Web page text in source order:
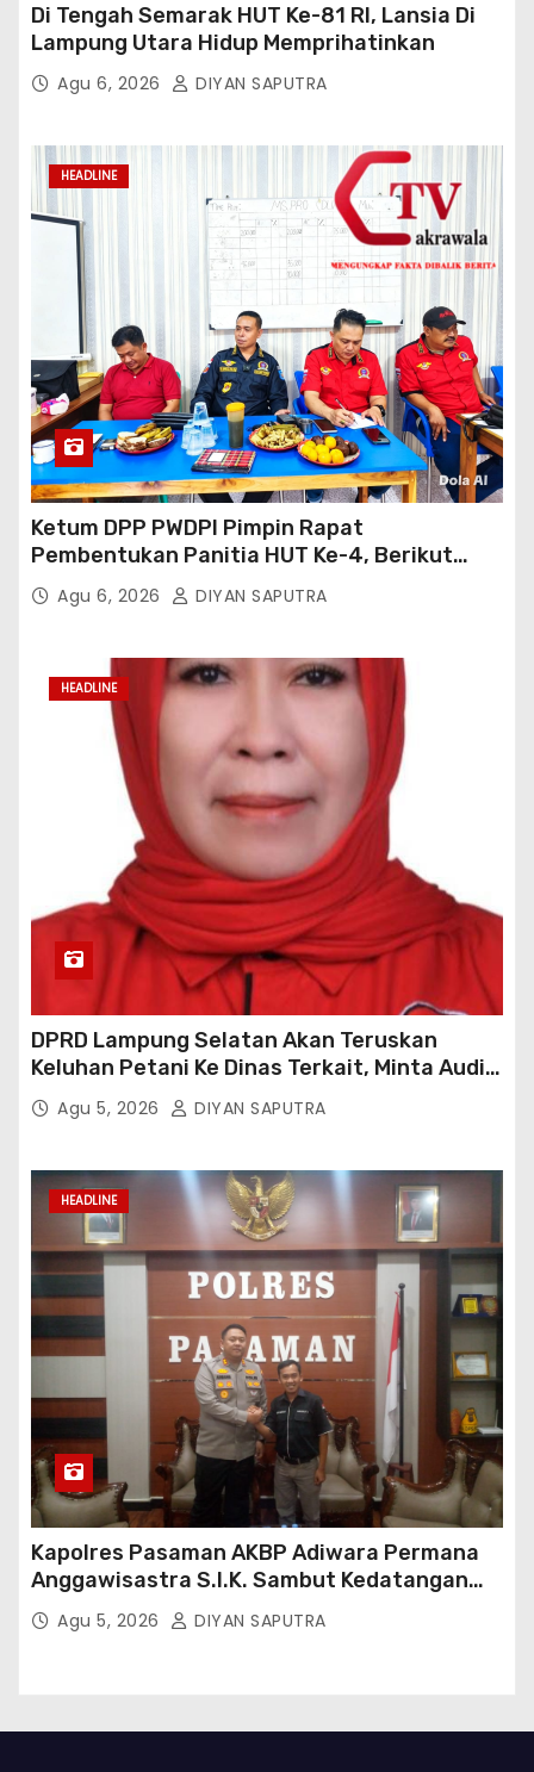
Di Tengah Semarak HUT Ke-81 RI, Lansia Di
Lampung Utara Hidup Memprihatinkan
Agu 6, 2026 DIYAN SAPUTRA
HEADLINE
Ketum DPP PWDPI Pimpin Rapat
Pembentukan Panitia HUT Ke-4, Berikut
Susunan Dan Rangkaian Kegiatannya
Agu 6, 2026 DIYAN SAPUTRA
HEADLINE
DPRD Lampung Selatan Akan Teruskan
Keluhan Petani Ke Dinas Terkait, Minta Audit
Penyaluran Pupuk Bersubsidi Di Desa Budi
Lestari
Agu 5, 2026 DIYAN SAPUTRA
HEADLINE
Kapolres Pasaman AKBP Adiwara Permana
Anggawisastra S.I.K. Sambut Kedatangan
Kepala Cakrawala Tv Sumatera Barat
Agu 5, 2026 DIYAN SAPUTRA